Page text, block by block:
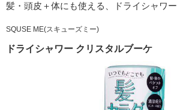
髪・頭皮＋体にも使える、ドライシャワー
SQUSE ME(スキューズミー)
ドライシャワー クリスタルブーケ